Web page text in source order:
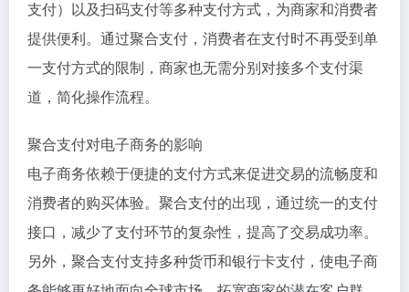
支付）以及扫码支付等多种支付方式，为商家和消费者
提供便利。通过聚合支付，消费者在支付时不再受到单
一支付方式的限制，商家也无需分别对接多个支付渠
道，简化操作流程。
聚合支付对电子商务的影响
电子商务依赖于便捷的支付方式来促进交易的流畅度和
消费者的购买体验。聚合支付的出现，通过统一的支付
接口，减少了支付环节的复杂性，提高了交易成功率。
另外，聚合支付支持多种货币和银行卡支付，使电子商